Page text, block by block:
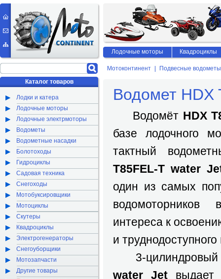
Мотоконтинент Подвесные водометы
Водомет HDX
Водомёт HDX
базе лодочного
тактный
T85FEL-T water
один из самых
интереса к
и
3-цилиндровый
water Jetвыдает
Каталог товаров
Лодки и катера
Лодочные моторы
Лодочные электрмоторы
Водометы
Водометные насадки
Болотоходы
Гидроциклы
Садовая техника
Снегоходы
Мотобуксировщики
Мотоциклы
Скутеры
Квадроциклы
Электрогенераторы
Снегоуборщики
Мотозапчасти
Другие товары
Лодочные моторы Квадроциклы